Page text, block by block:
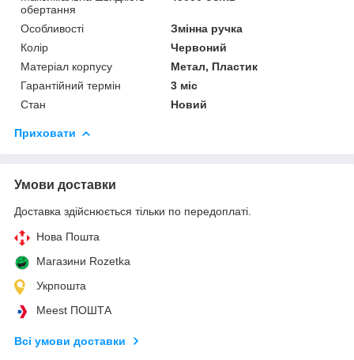
обертання
Особливості
Змінна ручка
Колір
Червоний
Матеріал корпусу
Метал, Пластик
Гарантійний термін
3 міс
Стан
Новий
Приховати
Умови доставки
Доставка здійснюється тільки по передоплаті.
Нова Пошта
Магазини Rozetka
Укрпошта
Meest ПОШТА
Всі умови доставки